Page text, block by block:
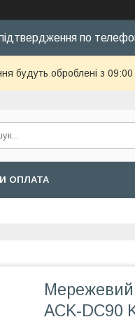
по
будуть оброблені з
ОПЛАТА
ACK-DC90